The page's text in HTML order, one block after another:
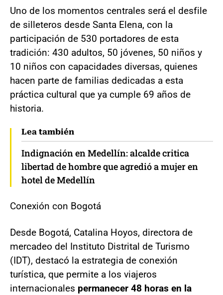
Uno de los momentos centrales será el desfile
de silleteros desde Santa Elena, con la
participación de 530 portadores de esta
tradición: 430 adultos, 50 jóvenes, 50 niños y
10 niños con capacidades diversas, quienes
hacen parte de familias dedicadas a esta
práctica cultural que ya cumple 69 años de
historia.
Lea también
Indignación en Medellín: alcalde critica
libertad de hombre que agredió a mujer en
hotel de Medellín
Conexión con Bogotá
Desde Bogotá, Catalina Hoyos, directora de
mercadeo del Instituto Distrital de Turismo
(IDT), destacó la estrategia de conexión
turística, que permite a los viajeros
internacionales permanecer 48 horas en la